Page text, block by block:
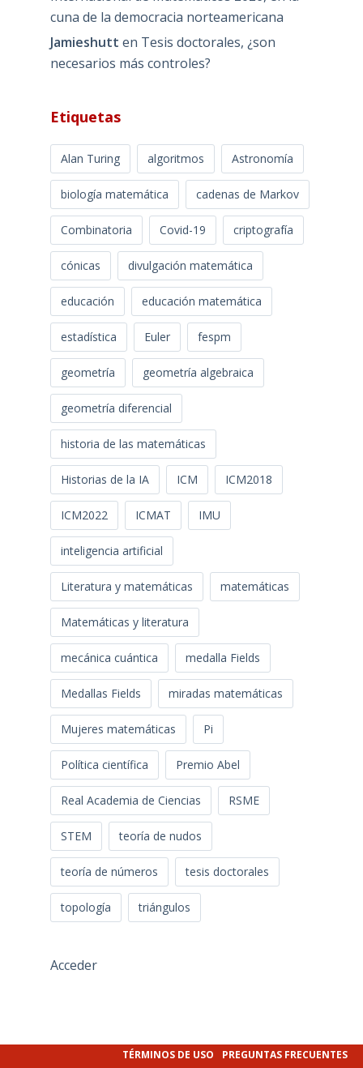
cuna de la democracia norteamericana
Jamieshutt en Tesis doctorales, ¿son
necesarios más controles?
Etiquetas
Alan Turing algoritmos Astronomía
biología matemática cadenas de Markov
Combinatoria Covid-19 criptografía
cónicas divulgación matemática
educación educación matemática
estadística Euler fespm
geometría geometría algebraica
geometría diferencial
historia de las matemáticas
Historias de la IA ICM ICM2018
ICM2022 ICMAT IMU
inteligencia artificial
Literatura y matemáticas matemáticas
Matemáticas y literatura
mecánica cuántica medalla Fields
Medallas Fields miradas matemáticas
Mujeres matemáticas Pi
Política científica Premio Abel
Real Academia de Ciencias RSME
STEM teoría de nudos
teoría de números tesis doctorales
topología triángulos
Acceder
TÉRMINOS DE USO PREGUNTAS FRECUENTES